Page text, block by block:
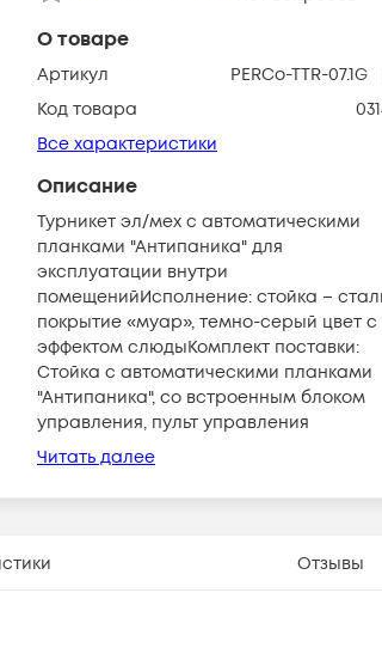
О товаре
Артикул
PERCo-TTR-07.1G
Код товара
Все характеристики
Описание
Турникет эл/мех с автоматическими
планками "Антипаника" для
эксплуатации внутри
помещенийИсполнение: стойка –
покрытие «муар», темно-серый цвет с
эффектом слюдыКомплект поставки:
Стойка с автоматическими планками
"Антипаника", со встроенным блоком
управления, пульт управления
Читать далее
Отзывы